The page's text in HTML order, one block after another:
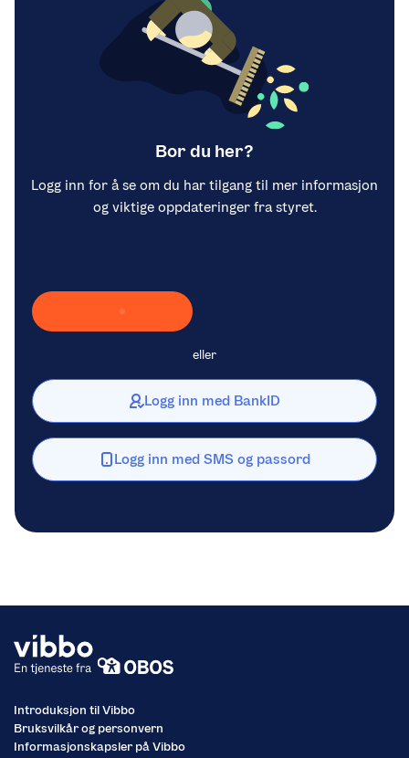
Bor du her?
Logg inn for å se om du har tilgang til mer informasjon
og viktige oppdateringer fra styret.
Laster inn Vipps …
eller
Logg inn med BankID
Logg inn med SMS og passord
Introduksjon til Vibbo
Bruksvilkår og personvern
Informasjonskapsler på Vibbo